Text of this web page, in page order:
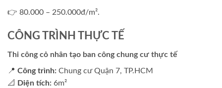
👉 80.000 – 250.000đ/m².
CÔNG TRÌNH THỰC TẾ
Thi công cỏ nhân tạo ban công chung cư thực tế
📍 Công trình: Chung cư Quận 7, TP.HCM
📐
Diện tích: 6m²